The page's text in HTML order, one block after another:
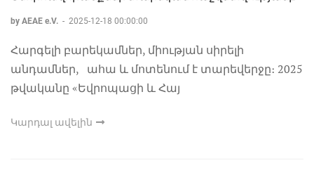
by AEAE e.V. - 2025-12-18 00:00:00
Հարգելի բարեկամներ, միության սիրելի
անդամներ, ահա և մոտենում է տարեվերջը։ 2025
թվականը «Եվրոպացի և Հայ
Կարդալ ավելին